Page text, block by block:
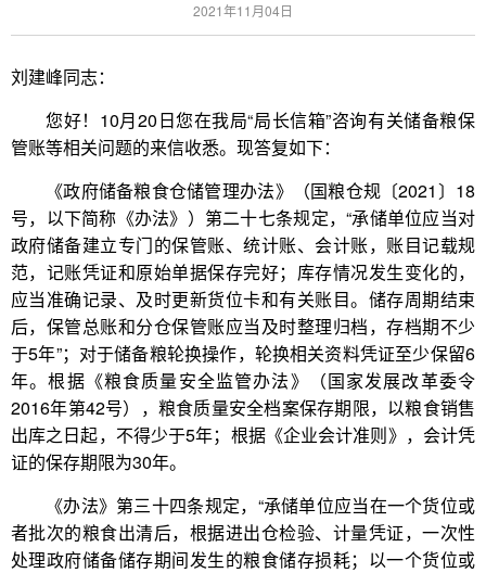
2021年11月04日
刘建峰同志：
您好！10月20日您在我局“局长信箱”咨询有关储备粮保
管账等相关问题的来信收悉。现答复如下：
《政府储备粮食仓储管理办法》（国粮仓规〔2021〕18
号，以下简称《办法》）第二十七条规定，“承储单位应当对
政府储备建立专门的保管账、统计账、会计账，账目记载规
范，记账凭证和原始单据保存完好；库存情况发生变化的，
应当准确记录、及时更新货位卡和有关账目。储存周期结束
后，保管总账和分仓保管账应当及时整理归档，存档期不少
于5年”；对于储备粮轮换操作，轮换相关资料凭证至少保留6
年。根据《粮食质量安全监管办法》（国家发展改革委令
2016年第42号），粮食质量安全档案保存期限，以粮食销售
出库之日起，不得少于5年；根据《企业会计准则》，会计凭
证的保存期限为30年。
《办法》第三十四条规定，“承储单位应当在一个货位或
者批次的粮食出清后，根据进出仓检验、计量凭证，一次性
处理政府储备储存期间发生的粮食储存损耗；以一个货位或